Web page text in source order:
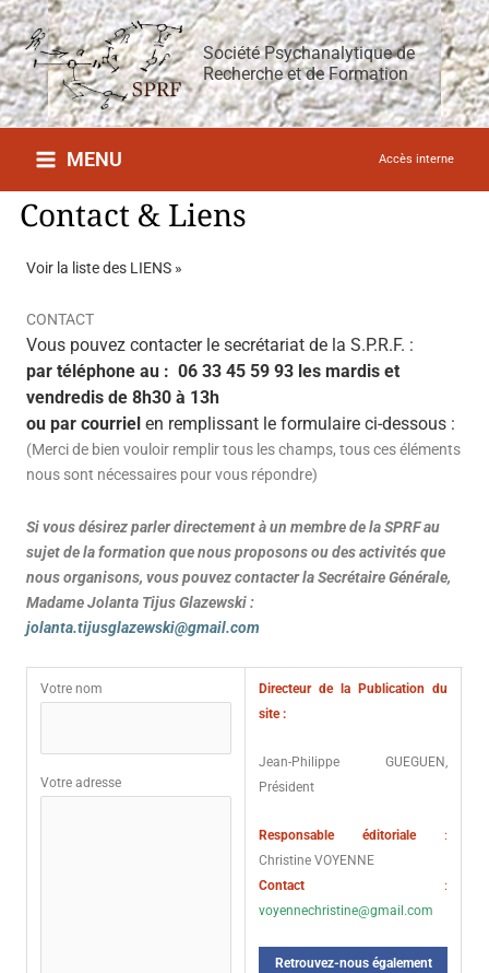
Aller
au
contenu
Société Psychanalytique de
Recherche et de Formation
MENU Accès interne
Contact & Liens
Voir la liste des LIENS »
CONTACT
Vous pouvez contacter le secrétariat de la S.P.R.F. :
par téléphone au : 06 33 45 59 93 les mardis et
vendredis de 8h30 à 13h
ou par courriel en remplissant le formulaire ci-dessous :
(Merci de bien vouloir remplir tous les champs, tous ces éléments
nous sont nécessaires pour vous répondre)
Si vous désirez parler directement à un membre de la SPRF au
sujet de la formation que nous proposons ou des activités que
nous organisons, vous pouvez contacter la Secrétaire Générale,
Madame Jolanta Tijus Glazewski :
jolanta.tijusglazewski@gmail.com
Votre nom
Votre adresse
Directeur de la Publication du
site :
Jean-Philippe GUEGUEN,
Président
Responsable éditoriale:
Christine VOYENNE
Contact :
voyennechristine@gmail.com
Retrouvez-nous également